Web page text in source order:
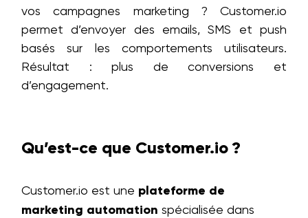
vos campagnes marketing ? Customer.io
permet d’envoyer des emails, SMS et push
basés sur les comportements utilisateurs.
Résultat : plus de conversions et
d’engagement.
Qu’est-ce que Customer.io ?
Customer.io est une plateforme de
marketing automation spécialisée dans